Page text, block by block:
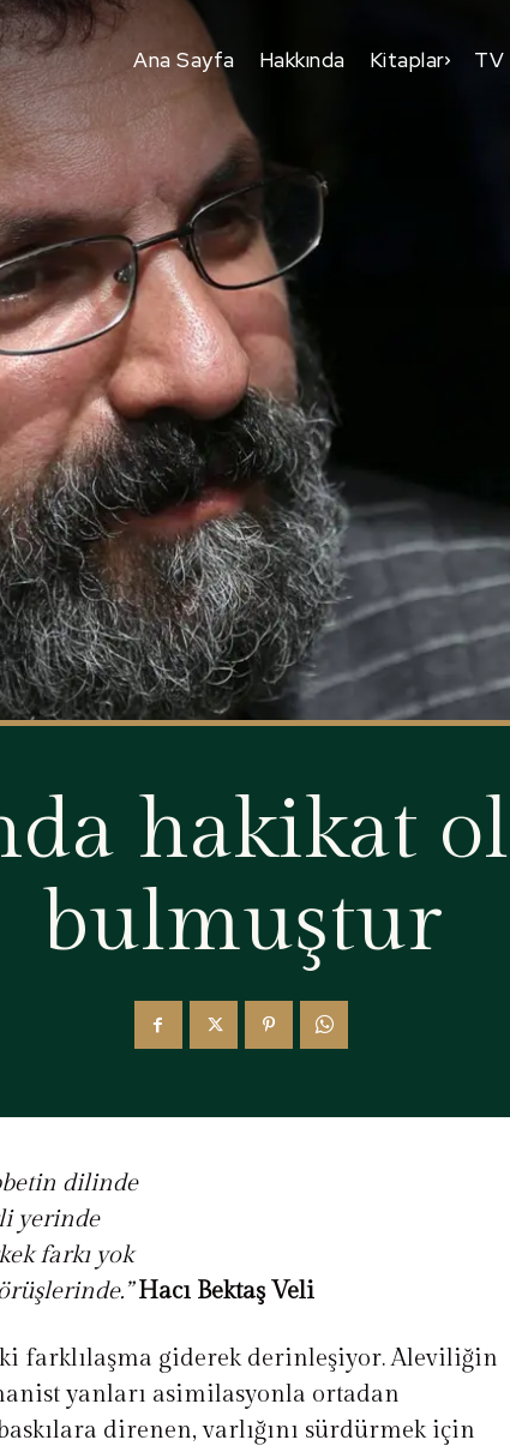
Ana Sayfa Hakkında Kitaplar TV
hakikat
bulmuştur
dilinde
yerinde
farkı yok
Hacı Bektaş Veli
farklılaşma giderek derinleşiyor. Aleviliğin
yanları asimilasyonla ortadan
direnen, varlığını sürdürmek için